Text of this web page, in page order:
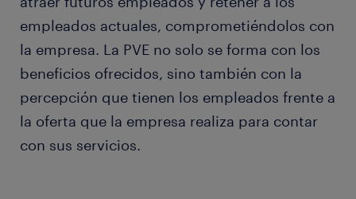
empleados actuales, comprometiéndolos con
la empresa. La PVE no solo se forma con los
beneficios ofrecidos, sino también con la
percepción que tienen los empleados frente a
la oferta que la empresa realiza para contar
con sus servicios.